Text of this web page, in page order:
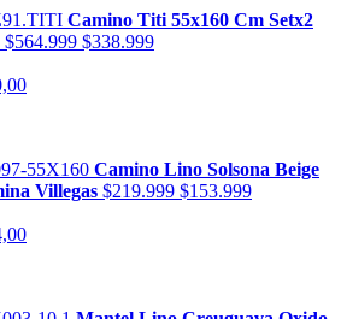
Camino Titi 55x160 Cm Setx2
$564.999 $338.999
Camino Lino Solsona Beige
Villegas $219.999 $153.999